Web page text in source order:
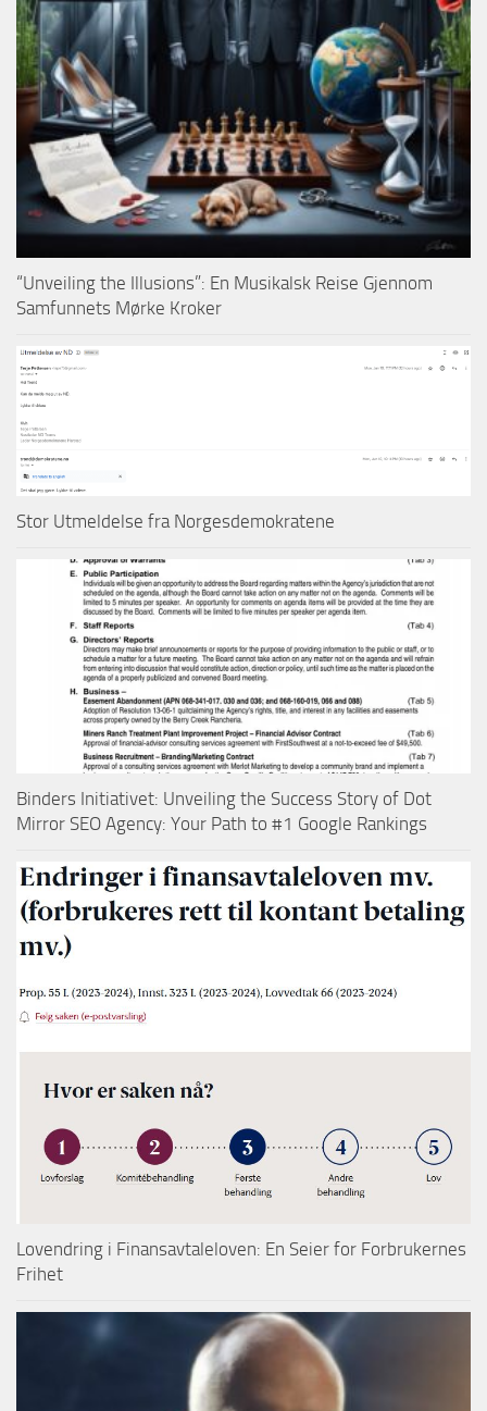
“Unveiling the Illusions”: En Musikalsk Reise Gjennom
Samfunnets Mørke Kroker
Stor Utmeldelse fra Norgesdemokratene
Binders Initiativet: Unveiling the Success Story of Dot
Mirror SEO Agency: Your Path to #1 Google Rankings
Lovendring i Finansavtaleloven: En Seier for Forbrukernes
Frihet